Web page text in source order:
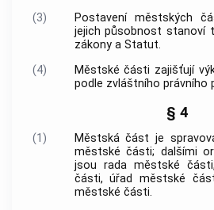
(3)
Postavení městských
jejich působnost stanoví
zákony a Statut.
(4)
Městské části zajišťují
podle zvláštního právního
§ 4
(1)
Městská část je
městské části; dalšími
jsou rada městské
části, úřad městské
městské části.